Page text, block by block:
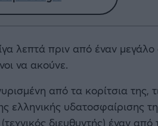
λεπτά πριν από έναν μεγάλο
να ακούνε.
από τα κορίτσια της,
ελληνικής υδατοσφαίρισης
(τεχνικός διευθυντής) έναν